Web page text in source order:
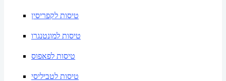
טיסות לקפריסין
טיסות למונטנגרו
טיסות לפאפוס
טיסות לטביליסי